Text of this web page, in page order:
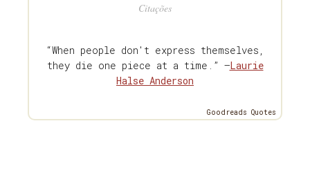
Citações
“When people don't express themselves,
they die one piece at a time.” —Laurie
Halse Anderson
Goodreads Quotes